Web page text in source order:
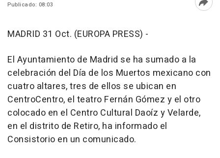
Publicado: 08:03
MADRID 31 Oct. (EUROPA PRESS) -
El Ayuntamiento de Madrid se ha sumado a la
celebración del Día de los Muertos mexicano con
cuatro altares, tres de ellos se ubican en
CentroCentro, el teatro Fernán Gómez y el otro
colocado en el Centro Cultural Daoíz y Velarde,
en el distrito de Retiro, ha informado el
Consistorio en un comunicado.